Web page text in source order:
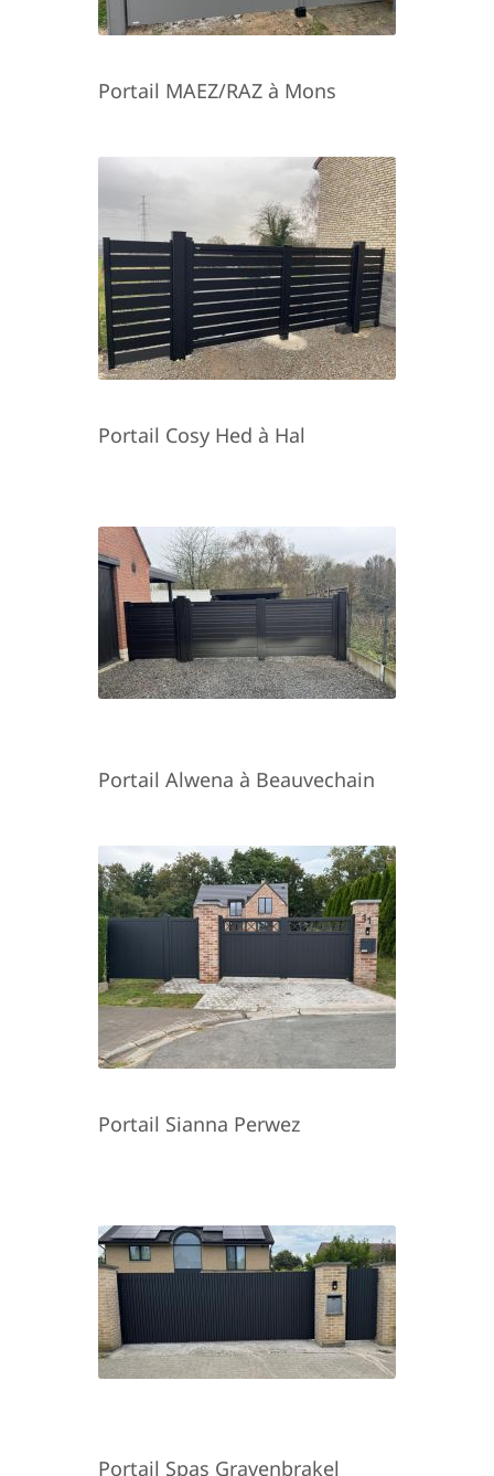
Portail MAEZ/RAZ à Mons
Portail Cosy Hed à Hal
Portail Alwena à Beauvechain
Portail Sianna Perwez
Portail Spas Gravenbrakel